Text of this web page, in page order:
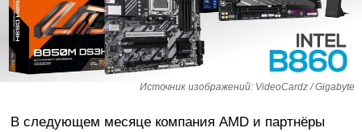
Источник изображений: VideoCardz / Gigabyte
В следующем месяце компания AMD и партнёры